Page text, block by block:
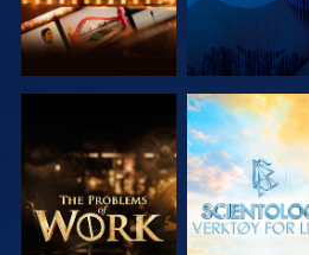
UTFORSK
SERIEN
UTFORSK
SERIEN